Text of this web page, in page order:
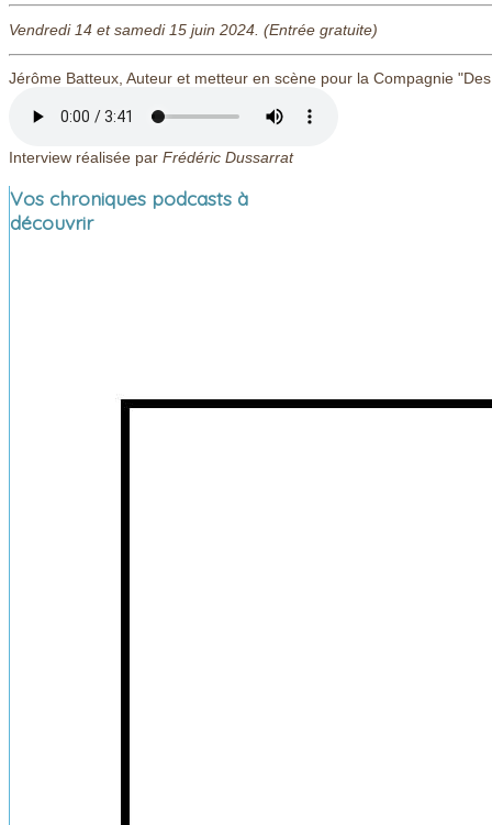
Vendredi 14 et samedi 15 juin 2024. (Entrée gratuite)
Jérôme Batteux, Auteur et metteur en scène pour la Compagnie
Interview réalisée par Frédéric Dussarrat
Vos chroniques podcasts à
découvrir